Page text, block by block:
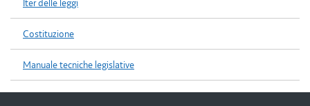
Iter delle leggi
Costituzione
Manuale tecniche legislative